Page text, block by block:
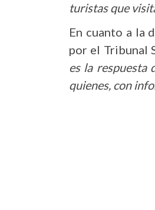
turistas que
En cuanto a la
por el Tribunal
es la respuesta
quienes, con